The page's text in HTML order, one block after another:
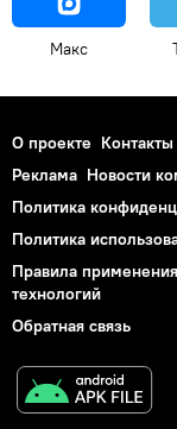
Макс
О проекте Контакты
Реклама Новости
Политика
Политика
Правила
технологий
Обратная связь